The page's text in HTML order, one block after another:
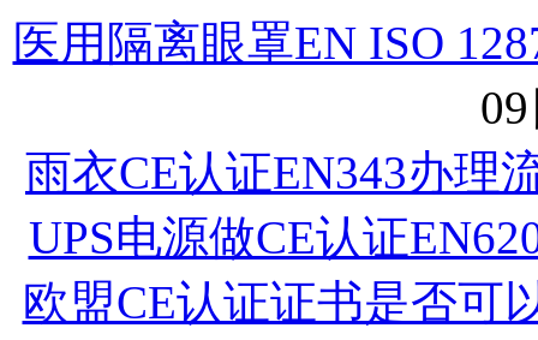
医用隔离眼罩EN ISO
雨衣CE认证EN343办理
UPS电源做CE认证
欧盟CE认证证书是否可